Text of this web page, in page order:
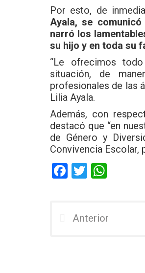
Por esto, de
Ayala, se
narró los
su hijo y en toda su
“Le ofrecimos
situación, de
profesionales de las
Lilia Ayala.
Además, con
destacó que “en
de Género y
Convivencia Escolar,
F
b
T
er s
Anterior